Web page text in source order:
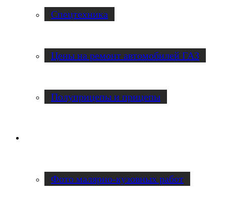
Спецтехника
Цены на ремонт автомобилей ГАЗ
Полуприцепы и прицепы
Фото малярно-кузовных работ